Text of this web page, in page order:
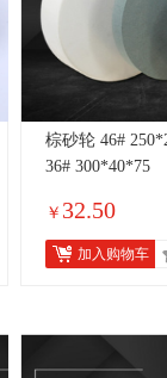
棕砂轮 46#
36# 300*40*75
￥ 32.50
加入购物车